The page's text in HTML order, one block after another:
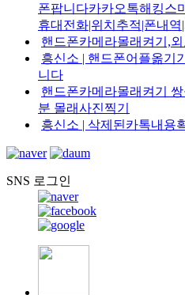
폰팝니다카카오톡해킹스
휴대전화|위치추적|폰내
핸드폰카메라몰래켜기,
흥신소 | 핸드폰어플옮기
니다
핸드폰카메라몰래켜기
분 몰래사진찍기
흥신소 | 삭제된카톡내용
SNS 로그인